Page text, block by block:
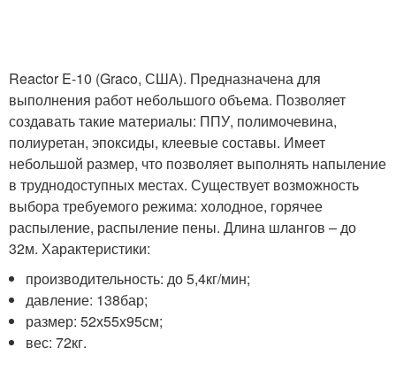
Reactor E-10 (Graco, США). Предназначена для
выполнения работ небольшого объема. Позволяет
создавать такие материалы: ППУ, полимочевина,
полиуретан, эпоксиды, клеевые составы. Имеет
небольшой размер, что позволяет выполнять напыление
в труднодоступных местах. Существует возможность
выбора требуемого режима: холодное, горячее
распыление, распыление пены. Длина шлангов – до
32м. Характеристики:
производительность: до 5,4кг/мин;
давление: 138бар;
размер: 52х55х95см;
вес: 72кг.